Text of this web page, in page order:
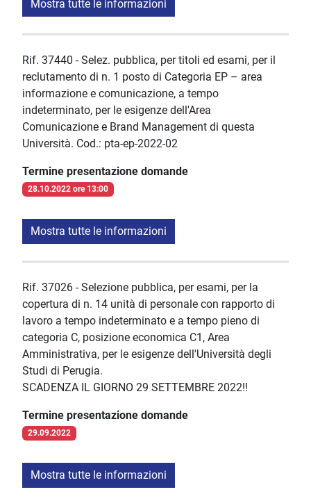
Mostra tutte le informazioni
Rif. 37440 - Selez. pubblica, per titoli ed esami, per il
reclutamento di n. 1 posto di Categoria EP – area
informazione e comunicazione, a tempo
indeterminato, per le esigenze dell'Area
Comunicazione e Brand Management di questa
Università. Cod.: pta-ep-2022-02
Termine presentazione domande
28.10.2022 ore 13:00
Mostra tutte le informazioni
Rif. 37026 - Selezione pubblica, per esami, per la
copertura di n. 14 unità di personale con rapporto di
lavoro a tempo indeterminato e a tempo pieno di
categoria C, posizione economica C1, Area
Amministrativa, per le esigenze dell'Università degli
Studi di Perugia.
SCADENZA IL GIORNO 29 SETTEMBRE 2022!!
Termine presentazione domande
29.09.2022
Mostra tutte le informazioni